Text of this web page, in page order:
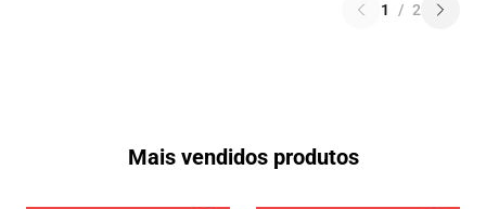
1 / 2
Mais vendidos produtos